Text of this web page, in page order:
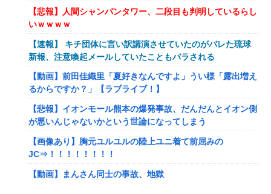
手紙でお気持ち表明した結果本当に自分で書いたの？と疑惑
が集中してしまう…
【画像】 鬼滅のお色気シーン、親御さんがびっくりしてし
まう
【ミリマス】 パステル色の
【NGS】期間限定クエスト「歪みの森に潜むもの」の感想、
愚痴まとめ( •᷄ὤ•᷅ ) なお固定のクリア時間は相当早いらしい
【令和版アンガ】
海外「日本人はなんて気高いんだ！」 英高級紙も驚愕した
極限の中の日本人の姿に世界が衝撃
【朗報】ハンターハンター最新話、ベンジャミンが覚醒して
主人公になるwwwwwwwwwww
【悲報】人間シャンパンタワー、二段目も判明しているらし
いｗｗｗｗ
【速報】 キチ団体に言い訳講演させていたのがバレた琉球
新報、注意喚起メールしていたこともバラされる
【動画】前田佳織里「夏好きなんですよ」うい様「露出増え
るからですか？」【ラブライブ！】
【悲報】イオンモール熊本の爆発事故、だんだんとイオン側
が悪いんじゃないかという世論になってしまう
【画像あり】胸元ユルユルの陸上ユニ着て前屈みの
JC⇒！！！！！！！！
【動画】まんさん同士の事故、地獄